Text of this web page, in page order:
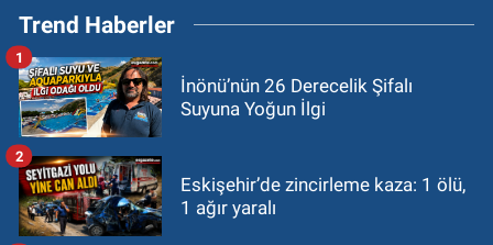
Trend Haberler
İnönü’nün 26 Derecelik Şifalı
Suyuna Yoğun İlgi
1
Eskişehir’de zincirleme kaza: 1 ölü,
1 ağır yaralı
2